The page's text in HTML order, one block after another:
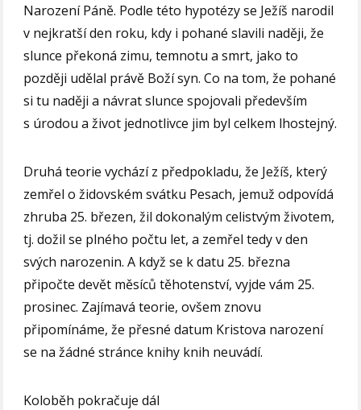
Narození Páně. Podle této hypotézy se Ježíš narodil
v nejkratší den roku, kdy i pohané slavili naději, že
slunce překoná zimu, temnotu a smrt, jako to
později udělal právě Boží syn. Co na tom, že pohané
si tu naději a návrat slunce spojovali především
s úrodou a život jednotlivce jim byl celkem lhostejný.
Druhá teorie vychází z předpokladu, že Ježíš, který
zemřel o židovském svátku Pesach, jemuž odpovídá
zhruba 25. březen, žil dokonalým celistvým životem,
tj. dožil se plného počtu let, a zemřel tedy v den
svých narozenin. A když se k datu 25. března
připočte devět měsíců těhotenství, vyjde vám 25.
prosinec. Zajímavá teorie, ovšem znovu
připomínáme, že přesné datum Kristova narození
se na žádné stránce knihy knih neuvádí.
Koloběh pokračuje dál